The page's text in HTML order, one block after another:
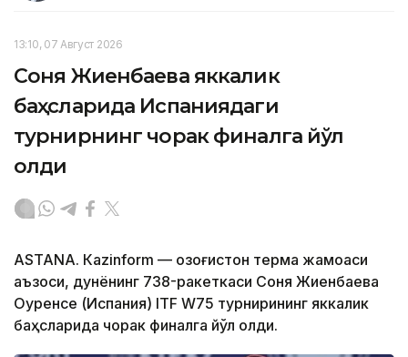
13:10, 07 Август 2026
Соня Жиенбаева яккалик
баҳсларида Испаниядаги
турнирнинг чорак финалга йўл
олди
ASTANА. Кazinform — Қозоғистон терма жамоаси
аъзоси, дунёнинг 738-ракеткаси Соня Жиенбаева
Оуренсе (Испания) ITF W75 турнирининг яккалик
баҳсларида чорак финалга йўл олди.